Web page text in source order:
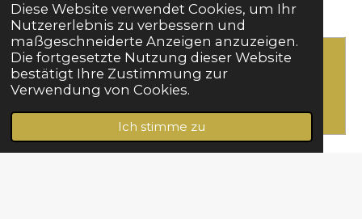
Diese Website verwendet Cookies, um Ihr
Nutzererlebnis zu verbessern und
maßgeschneiderte Anzeigen anzuzeigen.
Die fortgesetzte Nutzung dieser Website
bestätigt Ihre Zustimmung zur
Verwendung von Cookies.
Ich stimme zu
Erstelle deine eigene Website mit
Webador